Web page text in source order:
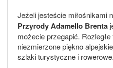
Jeżeli jesteście miłośnikami
Przyrody Adamello Brenta
możecie przegapić.
niezmierzone piękno
szlaki turystyczne i rowerowe.